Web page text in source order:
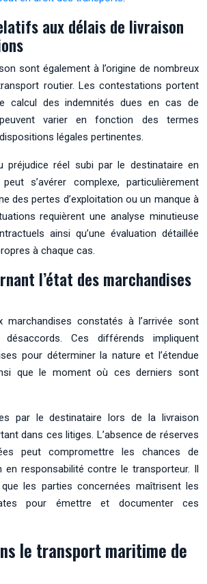
aux délais de livraison
sont également à l’origine de nombreux
routier. Les contestations portent
calcul des indemnités dues en cas de
varier en fonction des termes
légales pertinentes.
préjudice réel subi par le destinataire en
s’avérer complexe, particulièrement
des pertes d’exploitation ou un manque à
requièrent une analyse minutieuse
ainsi qu’une évaluation détaillée
à chaque cas.
l’état des marchandises
marchandises constatés à l’arrivée sont
Ces différends impliquent
pour déterminer la nature et l’étendue
que le moment où ces derniers sont
par le destinataire lors de la livraison
dans ces litiges. L’absence de réserves
peut compromettre les chances de
en responsabilité contre le transporteur. Il
les parties concernées maîtrisent les
pour émettre et documenter ces
le transport maritime de